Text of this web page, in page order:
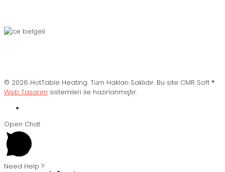
© 2026 HotTable Heating. Tüm Hakları Saklıdır. Bu site CMR Soft ®️
Web Tasarım sistemleri ile hazırlanmıştır.
Open Chat
Need Help ?